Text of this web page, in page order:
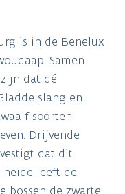
is in de Benelux
Samen
dat dé
slang en
soorten
Drijvende
dat dit
heide leeft de
bossen de zwarte